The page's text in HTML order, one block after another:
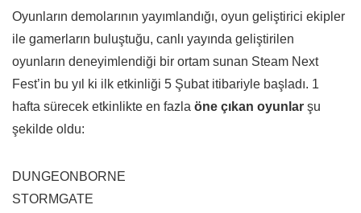
Oyunların demolarının yayımlandığı, oyun geliştirici ekipler
ile gamerların buluştuğu, canlı yayında geliştirilen
oyunların deneyimlendiği bir ortam sunan Steam Next
Fest’in bu yıl ki ilk etkinliği 5 Şubat itibariyle başladı. 1
hafta sürecek etkinlikte en fazla öne çıkan oyunlar şu
şekilde oldu:
DUNGEONBORNE
STORMGATE